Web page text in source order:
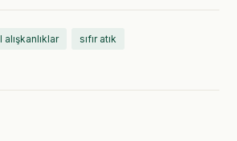
alışkanlıklar sıfır atık